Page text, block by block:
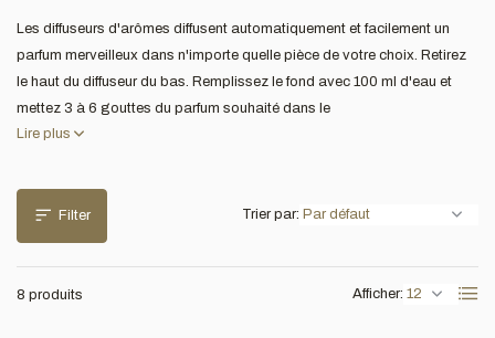
Les diffuseurs d'arômes diffusent automatiquement et facilement un
parfum merveilleux dans n'importe quelle pièce de votre choix. Retirez
le haut du diffuseur du bas. Remplissez le fond avec 100 ml d'eau et
mettez 3 à 6 gouttes du parfum souhaité dans le
Lire plus
Filter
8 produits Afficher:
Trier par: